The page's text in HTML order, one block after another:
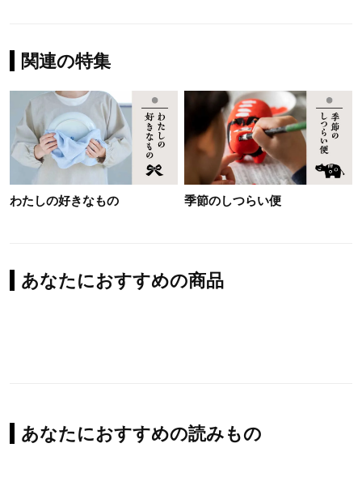
関連の特集
わたしの好きなもの 季節のしつらい便
あなたにおすすめの商品
あなたにおすすめの読みもの